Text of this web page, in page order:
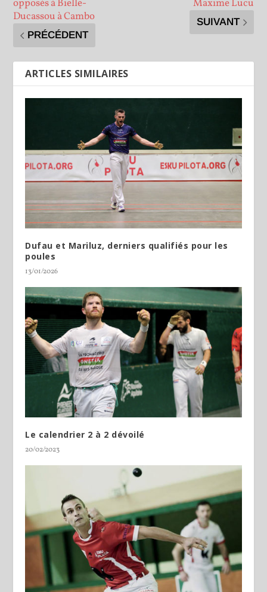
opposés à Bielle-
Ducassou à Cambo
PRÉCÉDENT
Maxime Lucu
SUIVANT
ARTICLES SIMILAIRES
Dufau et Mariluz, derniers qualifiés pour les
poules
13/01/2026
Le calendrier 2 à 2 dévoilé
20/02/2023